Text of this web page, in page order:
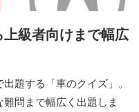
上級者向けまで幅広
題する「車のクイズ」。
問まで幅広く出題しま